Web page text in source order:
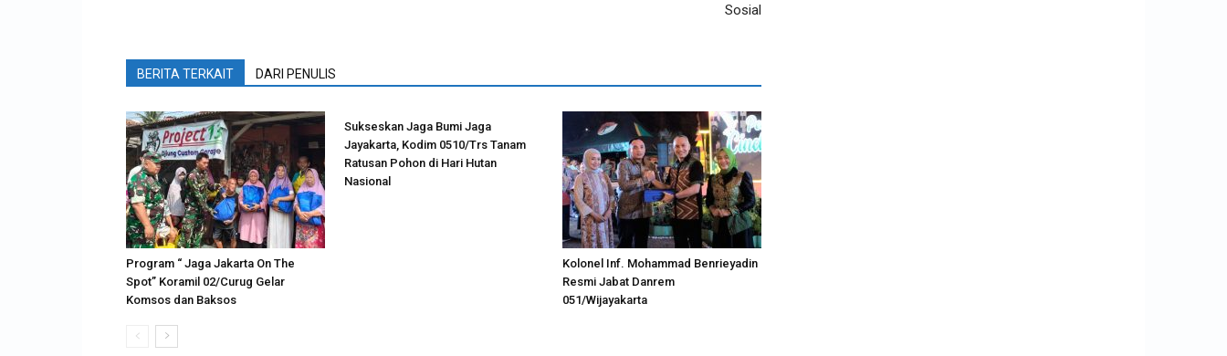
Sosial
BERITA TERKAIT DARI PENULIS
Program “ Jaga Jakarta On The
Spot” Koramil 02/Curug Gelar
Komsos dan Baksos
Sukseskan Jaga Bumi Jaga
Jayakarta, Kodim 0510/Trs Tanam
Ratusan Pohon di Hari Hutan
Nasional
Kolonel Inf. Mohammad Benrieyadin
Resmi Jabat Danrem
051/Wijayakarta